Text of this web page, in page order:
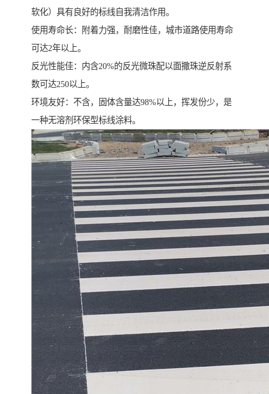
软化）具有良好的标线自我清洁作用。
使用寿命长：附着力强，耐磨性佳，城市道路使用寿命
可达2年以上。
反光性能佳：内含20%的反光微珠配以面撒珠逆反射系
数可达250以上。
环境友好：不含，固体含量达98%以上，挥发份少，是
一种无溶剂环保型标线涂料。